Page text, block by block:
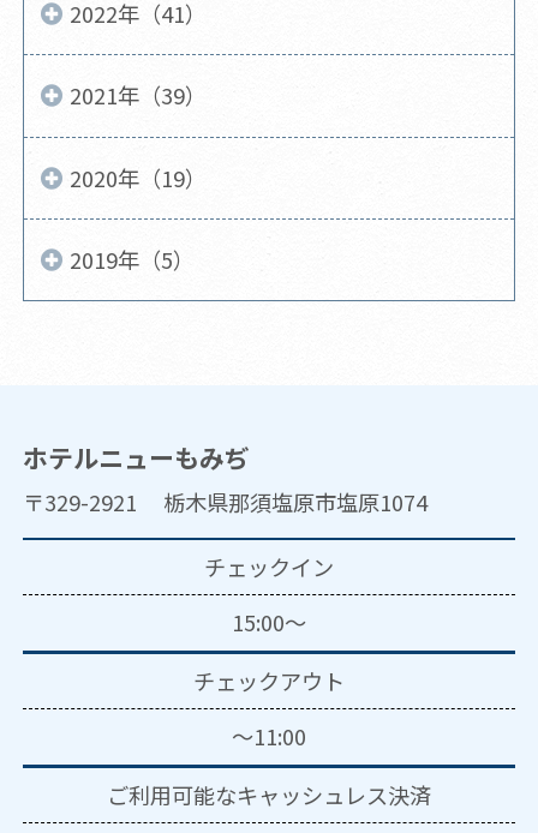
2022年（41）
2021年（39）
2020年（19）
2019年（5）
ホテルニューもみぢ
〒329-2921 栃木県那須塩原市塩原1074
チェックイン
15:00～
チェックアウト
～11:00
ご利用可能なキャッシュレス決済